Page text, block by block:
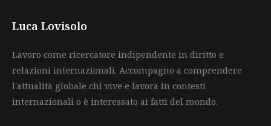
Luca Lovisolo
Lavoro come ricercatore indipendente in diritto e
relazioni internazionali. Accompagno a comprendere
l'attualità globale chi vive e lavora in contesti
internazionali o è interessato ai fatti del mondo.